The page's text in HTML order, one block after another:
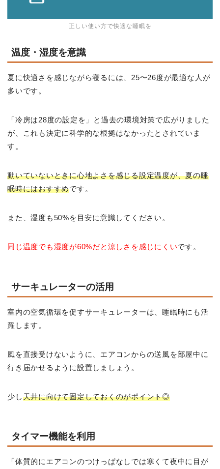
正しい使い方で快適な睡眠を
温度・湿度を意識
夏に快適さを感じながら寝るには、25〜26度が最適な人が
多いです。
「冷房は28度の設定を」と過去の環境対策で広がりました
が、これも決定に科学的な根拠はなかったとされていま
す。
動いていないときに心地よさを感じる設定温度が、夏の睡
眠時にはおすすめです。
また、湿度も50%を目安に意識してください。
同じ温度でも湿度が60%だと涼しさを感じにくいです。
サーキュレーターの活用
室内の空気循環を促すサーキュレーターは、睡眠時にも活
躍します。
風を直接受けないように、エアコンからの送風を部屋中に
行き届かせるように設置しましょう。
少し天井に向けて固定しておくのがポイント◎
タイマー機能を利用
「体質的にエアコンのつけっぱなしでは寒くて夜中に目が